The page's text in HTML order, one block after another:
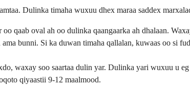
Dulinka timaha wuxuu dhex maraa saddex
qaab oval ah oo dulinka qaangaarka ah dhalaan.
bunni. Si ka duwan timaha qallalan, kuwaas oo si
waxay soo saartaa dulin yar. Dulinka yari wuxuu u
qiyaastii 9-12 maalmood.